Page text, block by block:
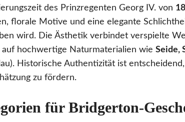
des Prinzregenten Georg IV. von
florale Motive und eine elegante
wird. Die Ästhetik verbindet verspielte
hochwertige Naturmaterialien wie Seide,
Historische Authentizität ist
zu fördern.
für Bridgerton-